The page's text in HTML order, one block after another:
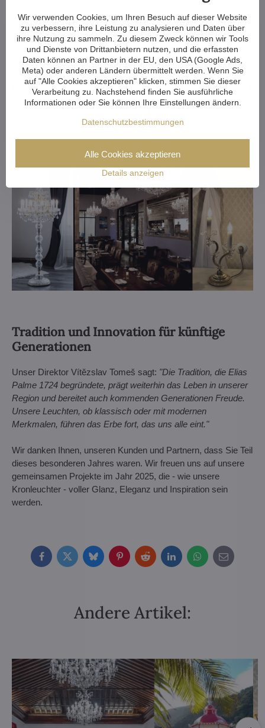
zeitlose Eleganz mit dem subtilen Glanz von Kristall
verbinden, einen einzigartigen Charakter erhalten.
Historische Orte:DasOld Rectory in Irlandist zu einem
romantischen Ort für Hochzeiten geworden, wo
Kristallleuchten eine unvergessliche Atmosphäre schaffen. Auf
den Azoren schmücken sie dashistorische Rathaus aus dem
bewundertes Juwel verwandeln.
Tradition und Innovation für künftige
Generationen
Unser Direktor Vítězslav Tomeš sagt: "Die Tradition, die Elias
Palme 1724 begründete, prägt weiterhin das Leben in unserer
Region und bereitet auch kommenden Generationen Freude.
Unsere Leuchten, ob klassisch oder mit modernen
Merkmalen, führen das Erbe fort, das uns alle eint."
Wir danken Ihnen, unseren Kunden und Partnern, dass Sie Teil
dieses besonderen Jahres waren. Wir freuen uns auf unsere
gemeinsamen Projekte im Jahr 2025, die - wie unsere
Kronleuchter - voller Glanz, Eleganz und Inspiration sein
werden.
FacebookTwitterBlueskyPinterestRedditLinkedInWhatsApp
E-
mail
Andere Artikel:
Wir verwenden Cookies, um Ihren Besuch auf dieser Website
zu verbessern, ihre Leistung zu analysieren und Daten über
ihre Nutzung zu sammeln. Zu diesem Zweck können wir Tools
und Dienste von Drittanbietern nutzen, und die erfassten
Daten können an Partner in der EU, den USA (Google Ads,
Meta) oder anderen Ländern übermittelt werden. Wenn Sie
auf "Alle Cookies akzeptieren" klicken, stimmen Sie dieser
Verarbeitung zu. Nachstehend finden Sie ausführliche
Informationen oder Sie können Ihre Einstellungen ändern.
Datenschutzbestimmungen
Details anzeigen
Alle Cookies akzeptieren